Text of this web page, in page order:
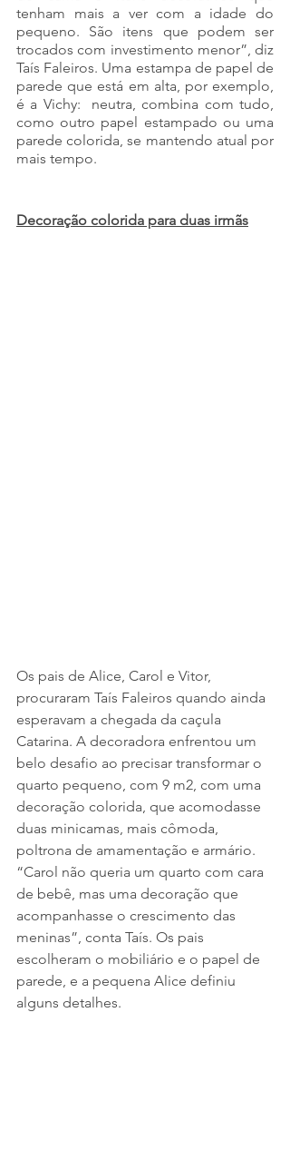
tenham mais a ver com a idade do
pequeno. São itens que podem ser
trocados com investimento menor”, diz
Taís Faleiros. Uma estampa de papel de
parede que está em alta, por exemplo,
é a Vichy:  neutra, combina com tudo,
como outro papel estampado ou uma
parede colorida, se mantendo atual por
mais tempo.
Decoração colorida para duas irmãs
Os pais de Alice, Carol e Vitor,
procuraram Taís Faleiros quando ainda
esperavam a chegada da caçula
Catarina. A decoradora enfrentou um
belo desafio ao precisar transformar o
quarto pequeno, com 9 m2, com uma
decoração colorida, que acomodasse
duas minicamas, mais cômoda,
poltrona de amamentação e armário.
“Carol não queria um quarto com cara
de bebê, mas uma decoração que
acompanhasse o crescimento das
meninas”, conta Taís. Os pais
escolheram o mobiliário e o papel de
parede, e a pequena Alice definiu
alguns detalhes.